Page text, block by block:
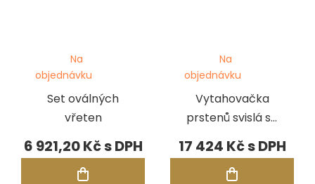
Set oválných
vřeten
Na
objednávku
6 921,20 Kč
Vytahovačka
prstenů svislá se
sadou
vyměnitelných
nástavců, 14 ks
Na
objednávku
17 424 Kč